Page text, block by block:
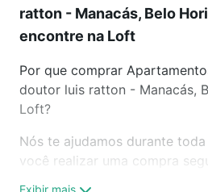
ratton - Manacás, Belo
encontre na Loft
Por que comprar
doutor luis ratton - Manacás,
Loft?
Nós te ajudamos durante
você realizar uma compra
Exibir mais